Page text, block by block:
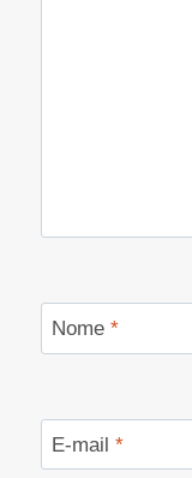
Nome *
E-mail *